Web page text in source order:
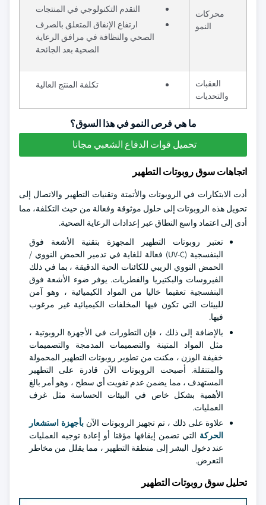
محركات
النمو
التقدم التكنولوجي في المنتجات
ارتفاع الإنفاق المتعلق بالصرف
الصحي والنظافة في مرافق الرعاية
الصحية بعد الجائحة
العقبات
والتحديات
تكلفة المنتج العالية
ما هي فرص النمو في هذا السوق؟
تحميل قوات الدفاع الشعبي مجانا
اتجاهات سوق روبوتات التطهير
أدت الابتكارات في الروبوتات والأتمتة وتقنيات التطهير والاتصال إلى
تحويل هذه الروبوتات إلى حلول موثوقة وفعالة من حيث التكلفة، مما
أدى إلى اعتماد واسع النطاق عبر إعدادات الرعاية الصحية.
تعتبر روبوتات التطهير المجهزة بتقنية الأشعة فوق
البنفسجية (UV-C) فعالة للغاية في تدمير الحمض النووي /
الحمض النووي الريبي للكائنات الحية الدقيقة ، بما في ذلك
الفيروسات والبكتيريا والفطريات. يوفر ضوء الأشعة فوق
البنفسجية تعقيما خاليا من المواد الكيميائية ، وهو آمن
للبيئات التي تكون فيها المخلفات الكيميائية غير مرغوب
فيها.
بالإضافة إلى ذلك ، فإن التطورات في الأجهزة الروبوتية ،
مثل المواد المتينة والتصميمات المدمجة والتصميمات
خفيفة الوزن ، مكنت من تطوير روبوتات التطهير المحمولة
والمتنقلة. أصبحت الروبوتات الآن قادرة على التطهير
المستهدف ، مما يضمن عدم تفويت أي سطح ، وهو أمر بالغ
الأهمية بشكل خاص في البيئات الحساسة مثل غرف
العمليات.
علاوة على ذلك ، تم تجهيز الروبوتات الآن بأجهزة استشعار
الحركة التي تضمن إيقافها مؤقتا أو إعادة توجيه العمليات
عند دخول البشر إلى منطقة التطهير ، مما يقلل من مخاطر
التعرض.
تحليل سوق روبوتات التطهير